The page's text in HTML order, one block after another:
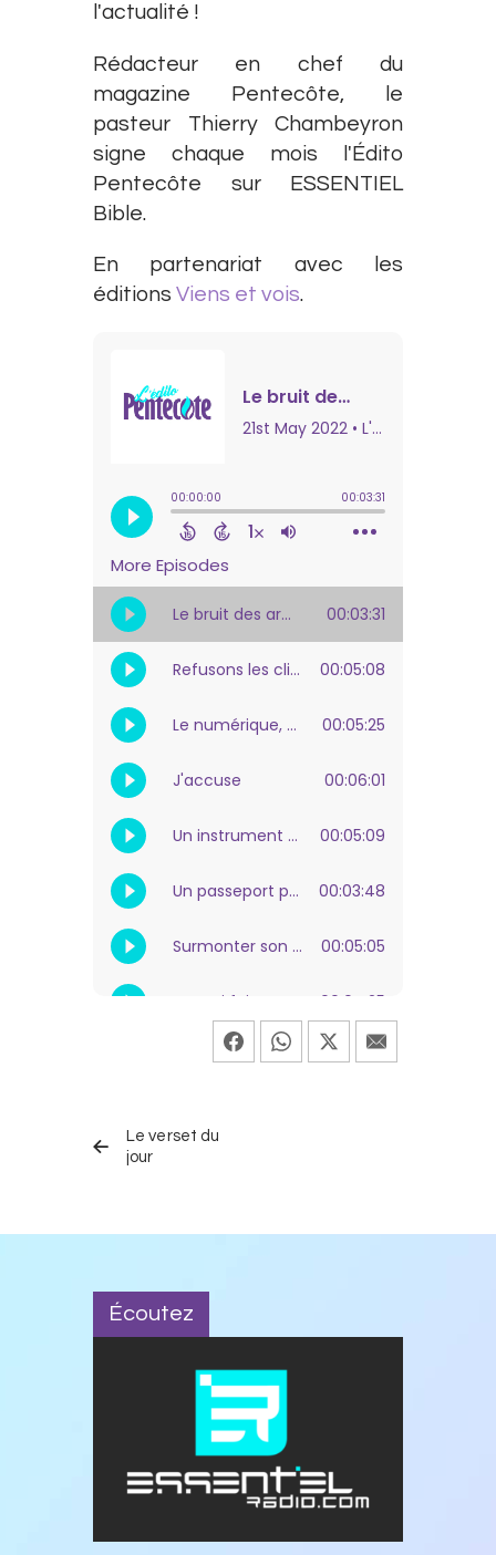
l'actualité !
Rédacteur en chef du
magazine Pentecôte, le
pasteur Thierry Chambeyron
signe chaque mois l'Édito
Pentecôte sur ESSENTIEL
Bible.
En partenariat avec les
éditions Viens et vois.
de
l’article
PRÉCÉDENTE
Le verset du
jour
Écoutez